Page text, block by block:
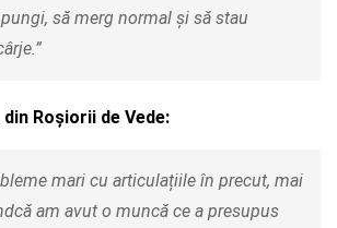
să merg normal și să stau
din Roșiorii de Vede:
mari cu articulațiile în precut, mai
am avut o muncă ce a presupus